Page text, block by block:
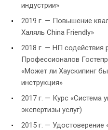
индустрии»
2019 г. — Повышение
Халяль China Friendly»
2018 г. — НП содействия
Профессионалов
«Может ли Хаускипинг
инструкция»
2017 г. — Курс «Система
экспертизы услуг)
2015 г. — Удостоверение